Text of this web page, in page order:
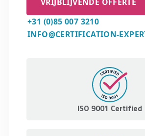
+31 (0)85 007 3210
INFO@CERTIFICATION-
ISO 9001 Certified